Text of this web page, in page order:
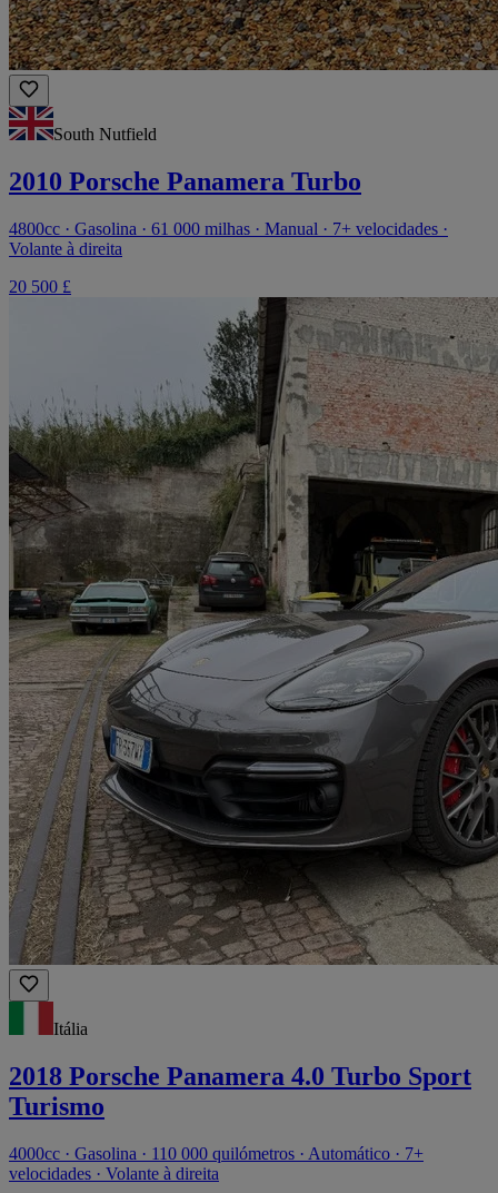
South Nutfield
2010 Porsche Panamera Turbo
4800cc · Gasolina · 61 000 milhas · Manual · 7+ velocidades ·
Volante à direita
20 500 £
Itália
2018 Porsche Panamera 4.0 Turbo Sport
Turismo
4000cc · Gasolina · 110 000 quilómetros · Automático · 7+
velocidades · Volante à direita